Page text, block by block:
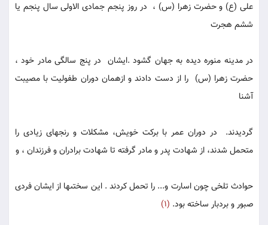
على (ع) و حضرت زهرا (س) ، در روز پنجم جمادى الاولى سال پنجم یا
ششم هجرت
در مدینه منوره دیده به جهان گشود .ایشان در پنج ‏سالگى مادر خود ،
حضرت زهرا (س) را از دست دادند و ازهمان دوران طفولیت ‏با مصیبت
آشنا
گردیدند. در دوران عمر با بركت ‏خویش، مشكلات و رنج‏هاى زیادى را
متحمل شدند، از شهادت پدر و مادر گرفته تا شهادت برادران و فرزندان ، و
حوادث تلخى چون اسارت و... را تحمل كردند . این سختى‏ها از ایشان فردى
صبور و بردبار ساخته بود. (1)